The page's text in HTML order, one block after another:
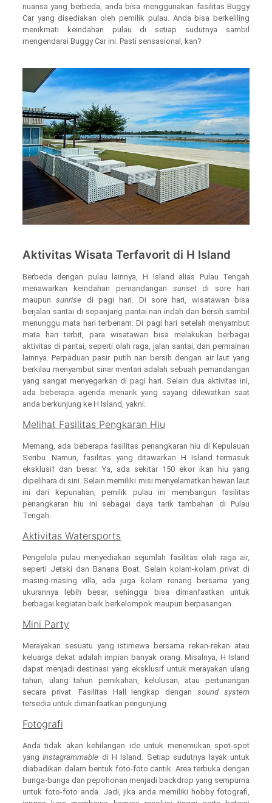
nuansa yang berbeda, anda bisa menggunakan fasilitas Buggy
Car yang disediakan oleh pemilik pulau. Anda bisa berkeliling
menikmati keindahan pulau di setiap sudutnya sambil
mengendarai Buggy Car ini. Pasti sensasional, kan?
Aktivitas Wisata Terfavorit di H Island
Berbeda dengan pulau lainnya, H Island alias Pulau Tengah
menawarkan keindahan pemandangan sunsetdi sore hari
maupunsunrise di pagi hari. Di sore hari, wisatawan bisa
berjalan santai di sepanjang pantai nan indah dan bersih sambil
menunggu mata hari terbenam. Di pagi hari setelah menyambut
mata hari terbit, para wisatawan bisa melakukan berbagai
aktivitas di pantai, seperti olah raga, jalan santai, dan permainan
lainnya. Perpaduan pasir putih nan bersih dengan air laut yang
berkilau menyambut sinar mentari adalah sebuah pemandangan
yang sangat menyegarkan di pagi hari. Selain dua aktivitas ini,
ada beberapa agenda menarik yang sayang dilewatkan saat
anda berkunjung ke H Island, yakni:
Melihat Fasilitas Pengkaran Hiu
Memang, ada beberapa fasilitas penangkaran hiu di Kepulauan
Seribu. Namun, fasilitas yang ditawarkan H Island termasuk
eksklusif dan besar. Ya, ada sekitar 150 ekor ikan hiu yang
dipelihara di sini. Selain memiliki misi menyelamatkan hewan laut
ini dari kepunahan, pemilik pulau ini membangun fasilitas
penangkaran hiu ini sebagai daya tarik tambahan di Pulau
Tengah.
Aktivitas Watersports
Pengelola pulau menyediakan sejumlah fasilitas olah raga air,
seperti Jetski dan Banana Boat. Selain kolam-kolam privat di
masing-masing villa, ada juga kolam renang bersama yang
ukurannya lebih besar, sehingga bisa dimanfaatkan untuk
berbagai kegiatan baik berkelompok maupun berpasangan.
Mini Party
Merayakan sesuatu yang istimewa bersama rekan-rekan atau
keluarga dekat adalah impian banyak orang. Misalnya, H Island
dapat menjadi destinasi yang eksklusif untuk merayakan ulang
tahun, ulang tahun pernikahan, kelulusan, atau pertunangan
secara privat. Fasilitas Hall lengkap dengansound system
tersedia untuk dimanfaatkan pengunjung.
Fotografi
Anda tidak akan kehilangan ide untuk menemukan spot-spot
yangInstagrammable di H Island. Setiap sudutnya layak untuk
diabadikan dalam bentuk foto-foto cantik. Area terbuka dengan
bunga-bunga dan pepohonan menjadi backdrop yang sempurna
untuk foto-foto anda. Jadi, jika anda memiliki hobby fotografi,